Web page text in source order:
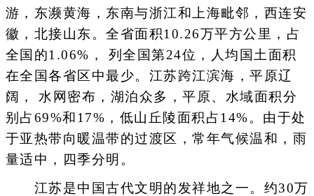
游，东濒黄海，东南与浙江和上海毗邻，西连安
徽，北接山东。全省面积10.26万平方公里，占
全国的1.06%， 列全国第24位，人均国土面积
在全国各省区中最少。江苏跨江滨海，平原辽
阔， 水网密布，湖泊众多，平原、水域面积分
别占69%和17%，低山丘陵面积占14%。由于处
于亚热带向暖温带的过渡区，常年气候温和，雨
量适中，四季分明。
江苏是中国古代文明的发祥地之一。约30万